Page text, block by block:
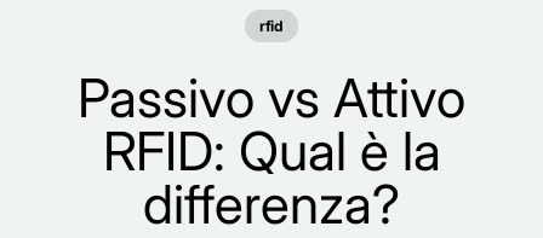
rfid
Passivo vs Attivo
RFID: Qual è la
differenza?